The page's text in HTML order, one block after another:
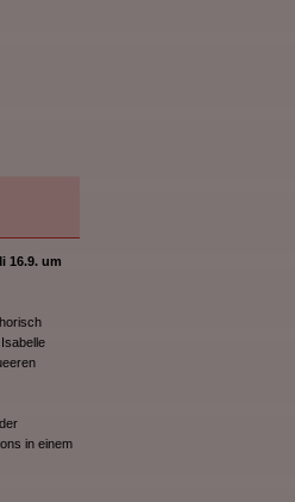
16.9. um
in einem